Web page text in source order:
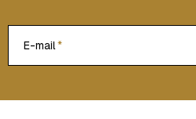
E-mail